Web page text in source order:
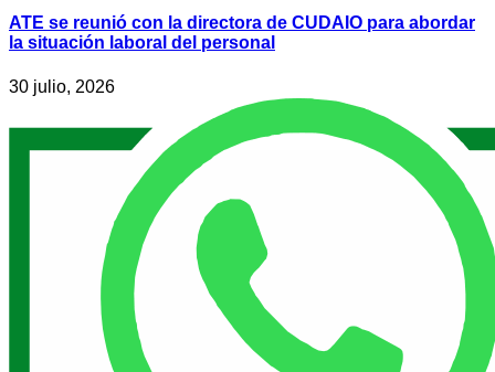
ATE se reunió con la directora de CUDAIO para abordar
la situación laboral del personal
30 julio, 2026